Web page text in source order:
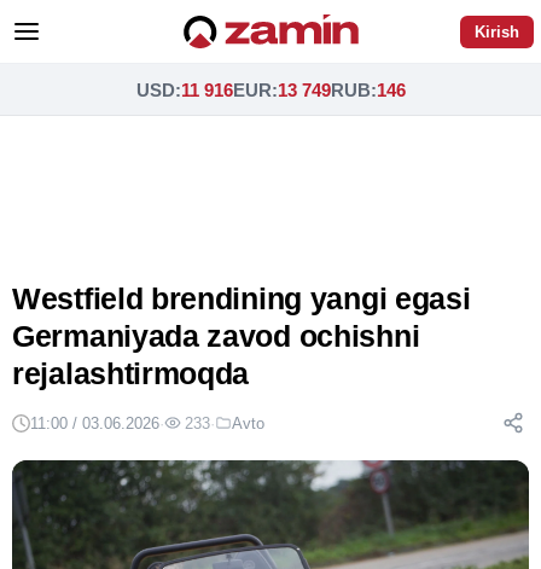
Kirish
USD:11 916EUR:13 749RUB:146
Westfield brendining yangi egasi
Germaniyada zavod ochishni
rejalashtirmoqda
11:00 / 03.06.2026· 233· Avto